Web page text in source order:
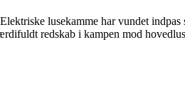
lusekamme har vundet
redskab i kampen mod